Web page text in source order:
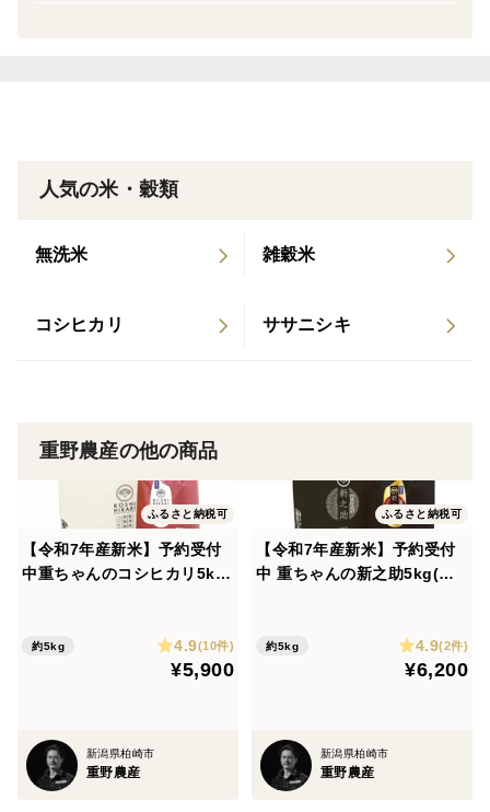
人気の米・穀類
無洗米 雑穀米
コシヒカリ ササニシキ
重野農産の他の商品
ふるさと納税可
【令和7年産新米】予約受付
中重ちゃんのコシヒカリ5kg
約5kg 4.9(10件)
¥5,900
新潟県柏崎市
重野農産
ふるさと納税可
【令和7年産新米】予約受付
中 重ちゃんの新之助5kg(無
約5kg 4.9(2件)
¥6,200
新潟県柏崎市
重野農産